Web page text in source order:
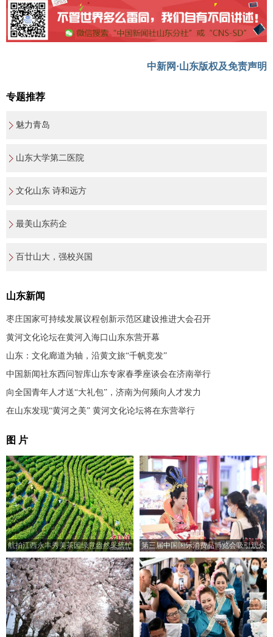
中新网·山东版权及免责声明
专题推荐
魅力青岛
山东大学第二医院
文化山东 诗和远方
最美山东药企
百廿山大，强校兴国
山东新闻
枣庄国家可持续发展议程创新示范区建设推进大会召开
黄河文化论坛在黄河入海口山东东营开幕
山东：文化廊道为轴，沿黄文旅“千帆竞发”
中国新闻社东西问智库山东专家春季座谈会在济南举行
向全国青年人才送“大礼包”，济南为何频向人才发力
在山东发现“黄河之美” 黄河文化论坛将在东营举行
图 片
航拍江西永丰秀美茶园绿意盎然采摘忙 第三届中国国际消费品博览会吸引观众